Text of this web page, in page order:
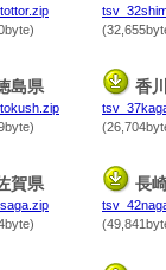
島県 香
賀県 長